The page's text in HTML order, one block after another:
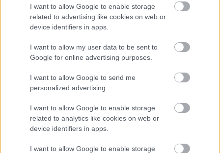
I want to allow Google to enable storage
related to advertising like cookies on web or
device identifiers in apps.
I want to allow my user data to be sent to
Google for online advertising purposes.
I want to allow Google to send me
personalized advertising.
I want to allow Google to enable storage
related to analytics like cookies on web or
device identifiers in apps.
I want to allow Google to enable storage
Fotó: Varga Dóra / Velvet
Jön még kép!